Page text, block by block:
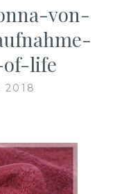
von-
of-life
2018